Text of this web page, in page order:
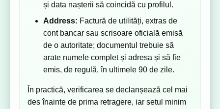
și data nașterii să coincidă cu profilul.
Address: Factură de utilități, extras de
cont bancar sau scrisoare oficială emisă
de o autoritate; documentul trebuie să
arate numele complet și adresa și să fie
emis, de regulă, în ultimele 90 de zile.
În practică, verificarea se declanșează cel mai
des înainte de prima retragere, iar setul minim